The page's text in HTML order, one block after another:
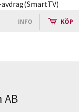
avdrag(SmartTV)
INFO KÖP
AB